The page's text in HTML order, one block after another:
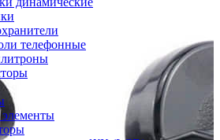
телефонные
элементы